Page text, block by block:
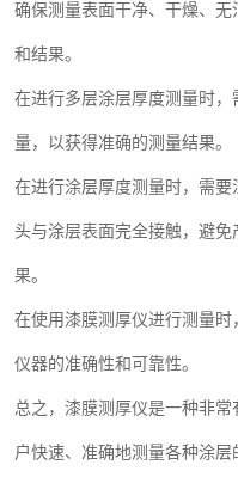
确保测量表面干净、干燥、
和结果。
在进行多层涂层厚度测量时
量，以获得准确的测量结果。
在进行涂层厚度测量时，需
头与涂层表面完全接触，避
果。
在使用漆膜测厚仪进行测量
仪器的准确性和可靠性。
总之，漆膜测厚仪是一种非
户快速、准确地测量各种涂